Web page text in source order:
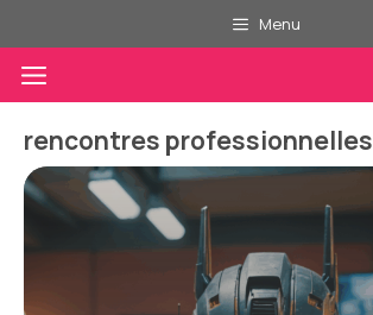
au
contenu
Menu
Menu
rencontres professionnelles